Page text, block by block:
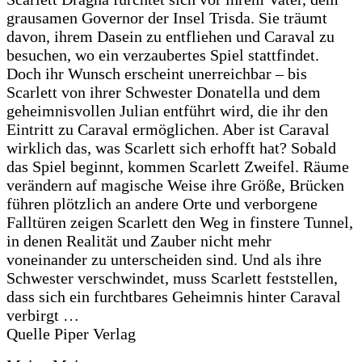
grausamen Governor der Insel Trisda. Sie träumt
davon, ihrem Dasein zu entfliehen und Caraval zu
besuchen, wo ein verzaubertes Spiel stattfindet.
Doch ihr Wunsch erscheint unerreichbar – bis
Scarlett von ihrer Schwester Donatella und dem
geheimnisvollen Julian entführt wird, die ihr den
Eintritt zu Caraval ermöglichen. Aber ist Caraval
wirklich das, was Scarlett sich erhofft hat? Sobald
das Spiel beginnt, kommen Scarlett Zweifel. Räume
verändern auf magische Weise ihre Größe, Brücken
führen plötzlich an andere Orte und verborgene
Falltüren zeigen Scarlett den Weg in finstere Tunnel,
in denen Realität und Zauber nicht mehr
voneinander zu unterscheiden sind. Und als ihre
Schwester verschwindet, muss Scarlett feststellen,
dass sich ein furchtbares Geheimnis hinter Caraval
verbirgt …
Quelle Piper Verlag